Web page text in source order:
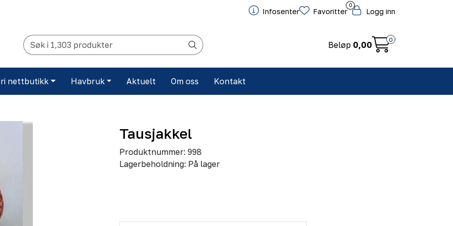
Infosenter
0
Favoritter Logg inn
Beløp 0,00
0
nettbutikk Havbruk Aktuelt Om oss Kontakt
Tausjakkel
Produktnummer: 998
Lagerbeholdning: På lager